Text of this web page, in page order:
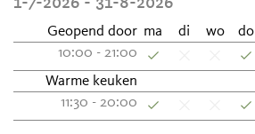
Geopend door ma di wo do
10:00 - 21:00
Warme keuken
11:30 - 20:00